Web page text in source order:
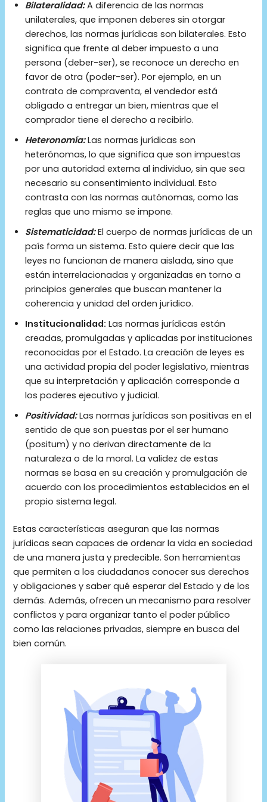
Bilateralidad:A diferencia de las normas
unilaterales, que imponen deberes sin otorgar
derechos, las normas jurídicas son bilaterales. Esto
significa que frente al deber impuesto a una
persona (deber-ser), se reconoce un derecho en
favor de otra (poder-ser). Por ejemplo, en un
contrato de compraventa, el vendedor está
obligado a entregar un bien, mientras que el
comprador tiene el derecho a recibirlo.
Heteronomía:Las normas jurídicas son
heterónomas, lo que significa que son impuestas
por una autoridad externa al individuo, sin que sea
necesario su consentimiento individual. Esto
contrasta con las normas autónomas, como las
reglas que uno mismo se impone.
Sistematicidad:El cuerpo de normas jurídicas de un
país forma un sistema. Esto quiere decir que las
leyes no funcionan de manera aislada, sino que
están interrelacionadas y organizadas en torno a
principios generales que buscan mantener la
coherencia y unidad del orden jurídico.
Institucionalidad: Las normas jurídicas están
creadas, promulgadas y aplicadas por instituciones
reconocidas por el Estado. La creación de leyes es
una actividad propia del poder legislativo, mientras
que su interpretación y aplicación corresponde a
los poderes ejecutivo y judicial.
Positividad:Las normas jurídicas son positivas en el
sentido de que son puestas por el ser humano
(positum) y no derivan directamente de la
naturaleza o de la moral. La validez de estas
normas se basa en su creación y promulgación de
acuerdo con los procedimientos establecidos en el
propio sistema legal.
Estas características aseguran que las normas
jurídicas sean capaces de ordenar la vida en sociedad
de una manera justa y predecible. Son herramientas
que permiten a los ciudadanos conocer sus derechos
y obligaciones y saber qué esperar del Estado y de los
demás. Además, ofrecen un mecanismo para resolver
conflictos y para organizar tanto el poder público
como las relaciones privadas, siempre en busca del
bien común.